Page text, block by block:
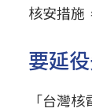
核安措施
要延
「台灣